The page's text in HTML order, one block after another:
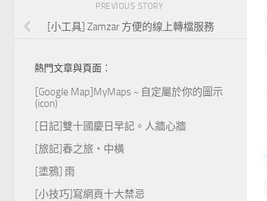
PREVIOUS STORY
[小工具] Zamzar 方便的線上轉檔服務
熱門文章與頁面︰
[Google Map]MyMaps ~ 自定屬於你的圖示
(icon)
[日記]雙十國慶日早記。人牆心牆
[旅記]春之旅‧中橫
[塗鴉] 雨
[小技巧]寫網頁十大禁忌